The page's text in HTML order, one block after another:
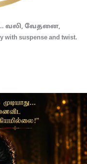
வலி, வேதனை,
suspense and twist.